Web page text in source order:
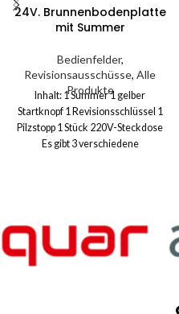
24V. Brunnenbodenplatte
mit Summer
Bedienfelder,
Revisionsausschüsse, Alle
Produkte
Inhalt: 1 Summer 1 gelber
Startknopf 1 Revisionsschlüssel 1
Pilzstopp 1 Stück 220V-Steckdose
Es gibt 3 verschiedene
Informationen?